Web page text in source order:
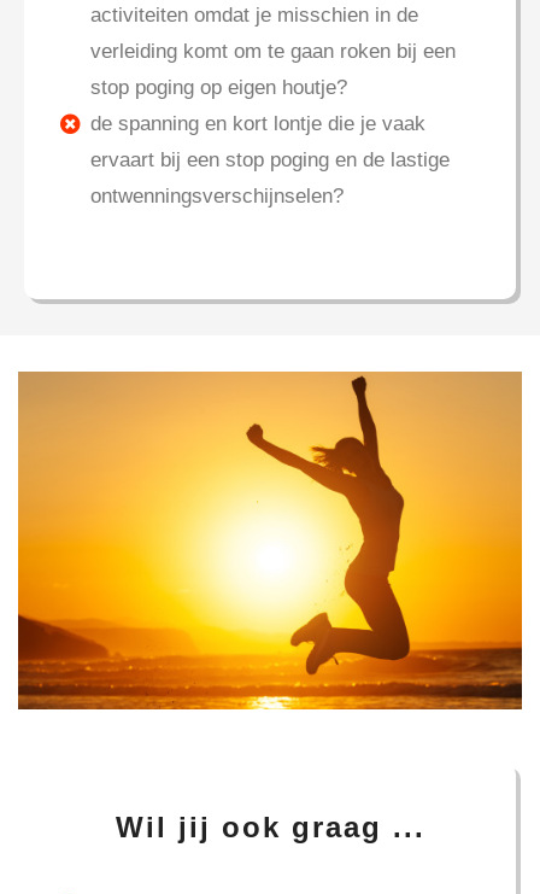
activiteiten omdat je misschien in de
verleiding komt om te gaan roken bij een
stop poging op eigen houtje?
de spanning en kort lontje die je vaak
ervaart bij een stop poging en de lastige
ontwenningsverschijnselen?
Wil jij ook graag ...